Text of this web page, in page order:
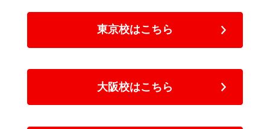
東京校はこちら
大阪校はこちら